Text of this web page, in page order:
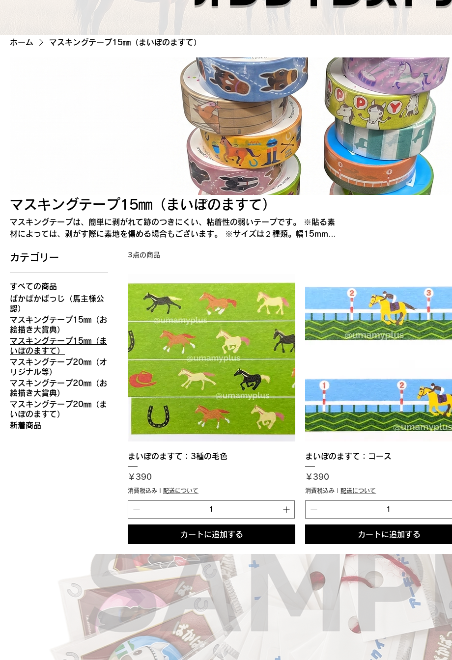
ホーム マスキングテープ15㎜（まいぽのますて）
マスキングテープ15㎜（まいぽのますて）
マスキングテープは、簡単に剥がれて跡のつきにくい、粘着性の弱いテープです。 ※貼る素
材によっては、剥がす際に素地を傷める場合もございます。 ※サイズは２種類。幅15mmと
ｍｍ 長さ：７ｍ 重さ：約14ｇ ※商品画像には権利保護のためウォーターマーク等の加工
カテゴリー
すべての商品
ぱかぱかばっじ（馬主様公
認）
マスキングテープ15㎜（お
絵描き大賞典）
マスキングテープ15㎜（ま
いぽのますて）
マスキングテープ20㎜（オ
リジナル等）
マスキングテープ20㎜（お
絵描き大賞典）
マスキングテープ20㎜（ま
いぽのますて）
新着商品
3点の商品
まいぽのますて：3種の毛色
価格
￥390
消費税込み 配送について
カートに追加する
まいぽのますて：コース
価格
￥390
消費税込み |配送について
カートに追加する